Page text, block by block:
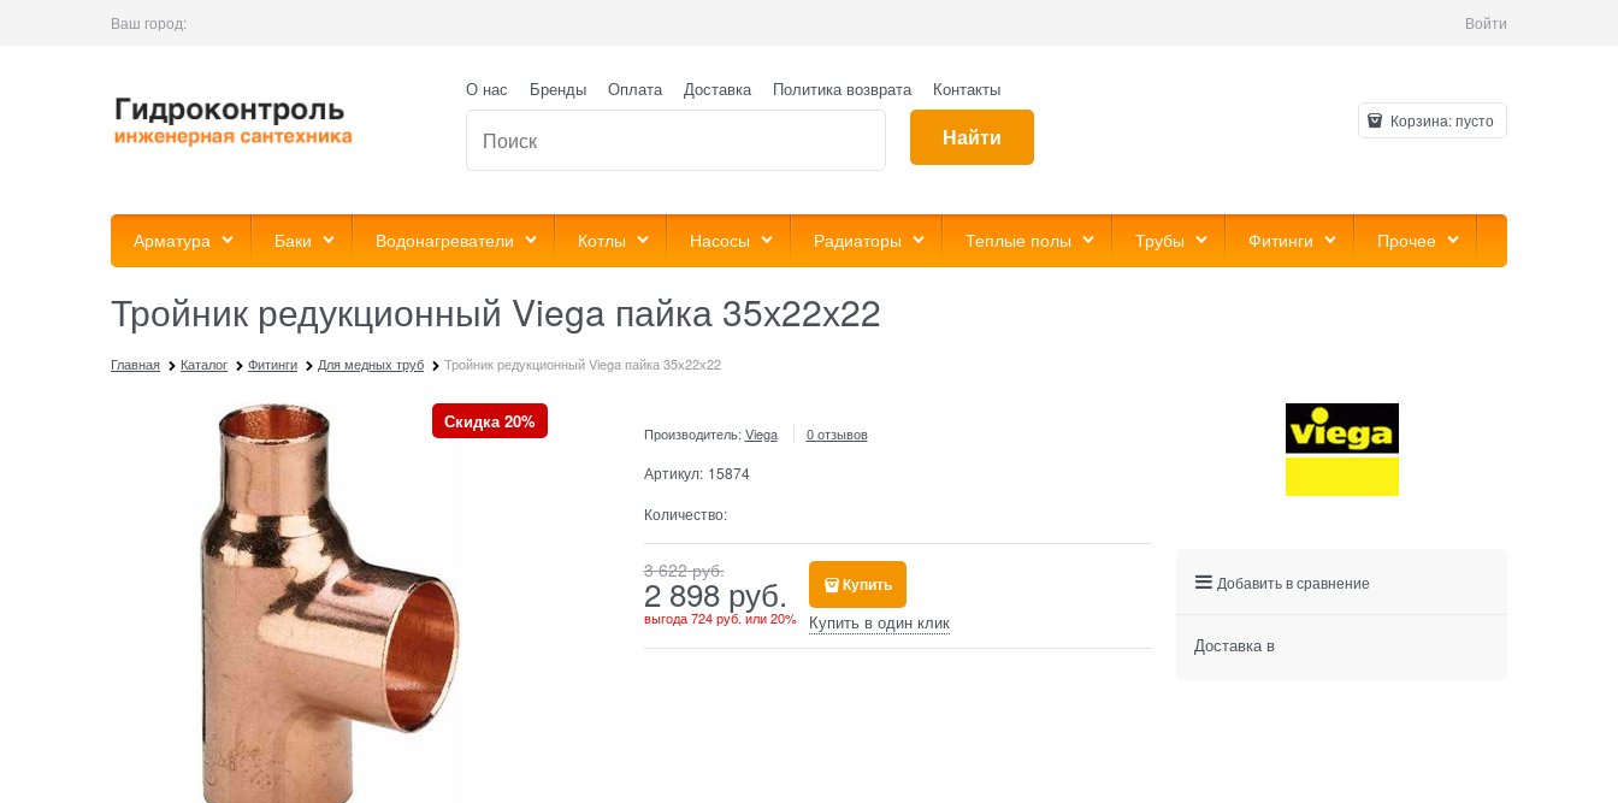
Ваш город: Войти
О нас Бренды Оплата Доставка Политика возврата Контакты
Найти
Корзина:пусто
Арматура Баки Водонагреватели Котлы Насосы Радиаторы Теплые полы Трубы Фитинги Прочее
Тройник редукционный Viega пайка 35х22х22
Главная Каталог Фитинги Для медных труб Тройник редукционный Viega пайка 35х22х22
Скидка 20%
Производитель: Viega 0 отзывов
Артикул: 15874
Количество:
3 622 руб.
2 898 руб.
выгода724 руб. или20%
Купить
Купить в один клик
Добавить в сравнение
Доставка в